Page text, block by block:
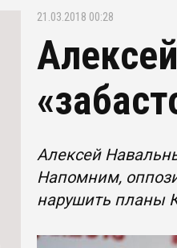
21.03.2018 00:28
Алексей
Напомним,
нарушить планы